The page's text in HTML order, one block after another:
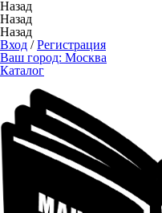
Назад
Назад
Назад
Вход /Регистрация
Ваш город: Москва
Каталог